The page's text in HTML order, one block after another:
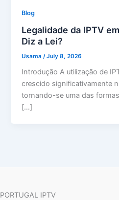
Blog
Legalidade da IPTV
Diz a Lei?
Usama /July 8, 2026
Introdução A utilização de
crescido significativamente
tornando-se uma das
[…]
PORTUGAL IPTV